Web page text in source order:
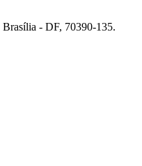
- DF, 70390-135.